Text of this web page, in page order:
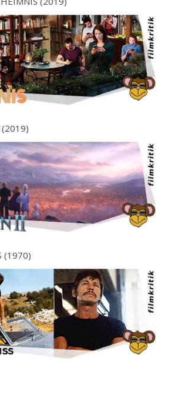
(2019)
(1970)